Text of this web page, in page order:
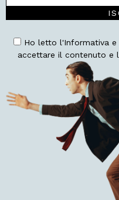
Ho letto l'Informativa e
accettare il contenuto e